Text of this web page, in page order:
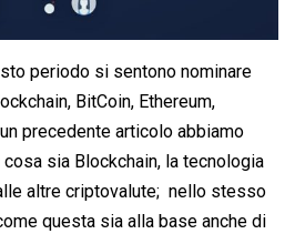
periodo si sentono nominare
BitCoin, Ethereum,
precedente articolo abbiamo
sia Blockchain, la tecnologia
altre criptovalute; nello stesso
questa sia alla base anche di